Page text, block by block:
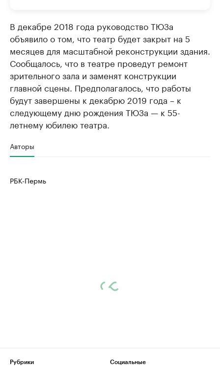
В декабре 2018 года руководство ТЮЗа
объявило о том, что театр будет закрыт на 5
месяцев для масштабной реконструкции здания.
Сообщалось, что в театре проведут ремонт
зрительного зала и заменят конструкции
главной сцены. Предполагалось, что работы
будут завершены к декабрю 2019 года – к
следующему дню рождения ТЮЗа — к 55-
летнему юбилею театра.
Авторы
РБК-Пермь
Рубрики
Социальные